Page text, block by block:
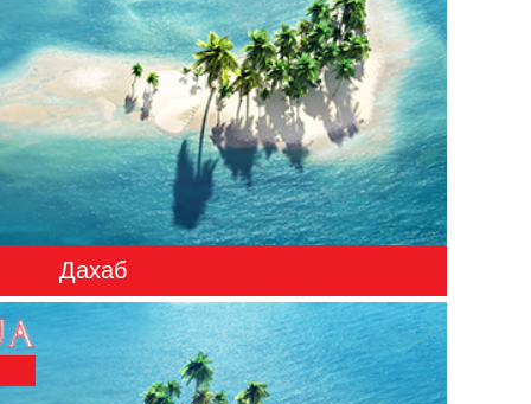
Дахаб